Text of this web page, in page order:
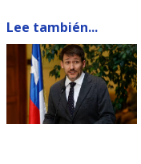
Lee también...